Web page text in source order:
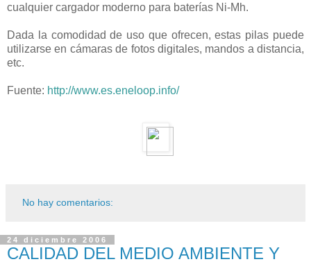
cualquier cargador moderno para baterías Ni-Mh.
Dada la comodidad de uso que ofrecen, estas pilas puede
utilizarse en cámaras de fotos digitales, mandos a distancia,
etc.
Fuente: http://www.es.eneloop.info/
No hay comentarios:
24 diciembre 2006
CALIDAD DEL MEDIO AMBIENTE Y